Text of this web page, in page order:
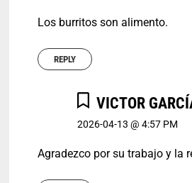
Los burritos son alimento.
REPLY
VICTOR
2026-04-13 @ 4:57 PM
Agradezco por su trabajo y la